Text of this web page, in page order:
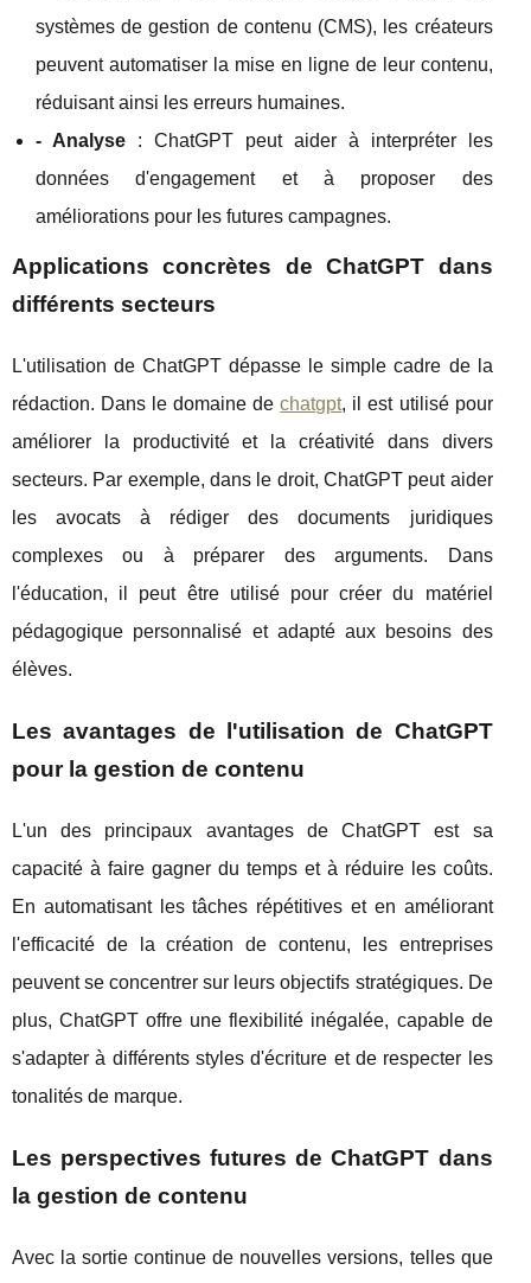
systèmes de gestion de contenu (CMS), les créateurs
peuvent automatiser la mise en ligne de leur contenu,
réduisant ainsi les erreurs humaines.
- Analyse: ChatGPT peut aider à interpréter les
données d'engagement et à proposer des
améliorations pour les futures campagnes.
Applications concrètes de ChatGPT dans
différents secteurs
L'utilisation de ChatGPT dépasse le simple cadre de la
rédaction. Dans le domaine dechatgpt, il est utilisé pour
améliorer la productivité et la créativité dans divers
secteurs. Par exemple, dans le droit, ChatGPT peut aider
les avocats à rédiger des documents juridiques
complexes ou à préparer des arguments. Dans
l'éducation, il peut être utilisé pour créer du matériel
pédagogique personnalisé et adapté aux besoins des
élèves.
Les avantages de l'utilisation de ChatGPT
pour la gestion de contenu
L'un des principaux avantages de ChatGPT est sa
capacité à faire gagner du temps et à réduire les coûts.
En automatisant les tâches répétitives et en améliorant
l'efficacité de la création de contenu, les entreprises
peuvent se concentrer sur leurs objectifs stratégiques. De
plus, ChatGPT offre une flexibilité inégalée, capable de
s'adapter à différents styles d'écriture et de respecter les
tonalités de marque.
Les perspectives futures de ChatGPT dans
la gestion de contenu
Avec la sortie continue de nouvelles versions, telles que